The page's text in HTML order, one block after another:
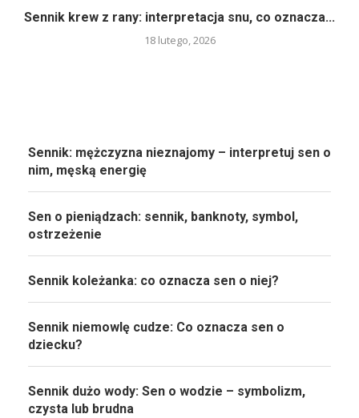
Sennik krew z rany: interpretacja snu, co oznacza...
18 lutego, 2026
Sennik: mężczyzna nieznajomy – interpretuj sen o
nim, męską energię
Sen o pieniądzach: sennik, banknoty, symbol,
ostrzeżenie
Sennik koleżanka: co oznacza sen o niej?
Sennik niemowlę cudze: Co oznacza sen o
dziecku?
Sennik dużo wody: Sen o wodzie – symbolizm,
czysta lub brudna